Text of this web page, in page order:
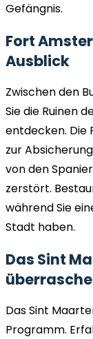
Gefängnis.
Fort
Ausblick
Zwischen den
Sie die Ruinen
entdecken. Die
zur
von den
zerstört.
während Sie
Stadt haben.
Das Sint
Das Sint
Programm.